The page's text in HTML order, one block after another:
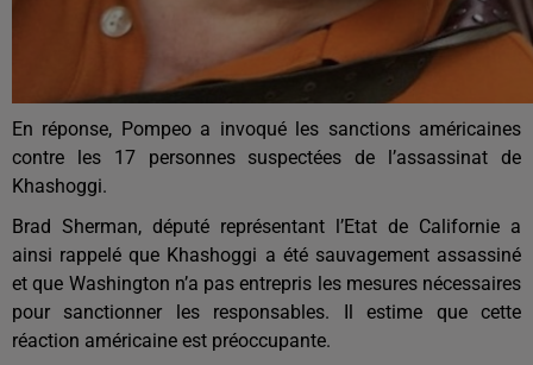
En réponse, Pompeo a invoqué les sanctions américaines
contre les 17 personnes suspectées de l’assassinat de
Khashoggi.
Brad Sherman, député représentant l’Etat de Californie a
ainsi rappelé que Khashoggi a été sauvagement assassiné
et que Washington n’a pas entrepris les mesures nécessaires
pour sanctionner les responsables. Il estime que cette
réaction américaine est préoccupante.